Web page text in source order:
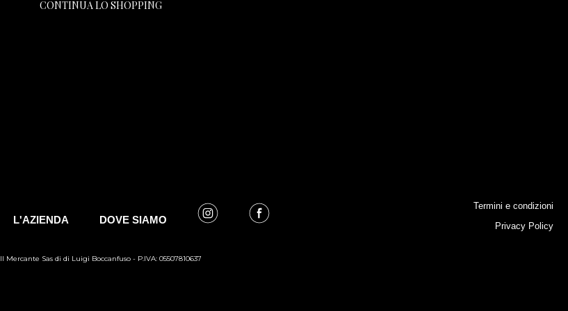
CONTINUA LO SHOPPING
L'AZIENDA DOVE SIAMO
Termini e condizioni
Privacy Policy
Il Mercante Sas di di Luigi Boccanfuso - P.IVA: 05507810637